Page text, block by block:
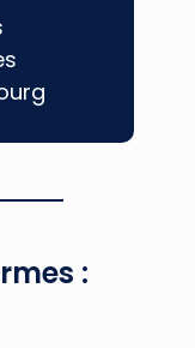
: